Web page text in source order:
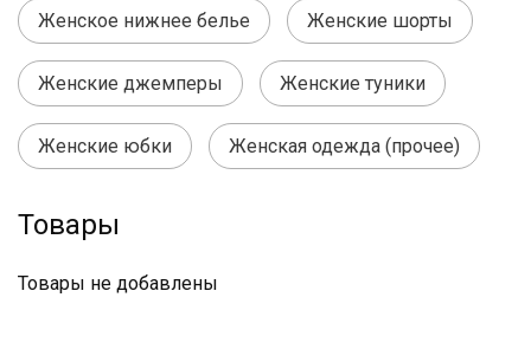
Женское нижнее белье Женские шорты
Женские джемперы Женские туники
Женские юбки Женская одежда (прочее)
Товары
Товары не добавлены